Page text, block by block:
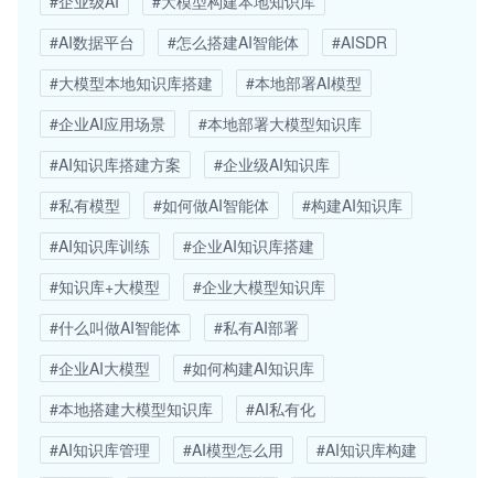
#AI数据平台
#怎么搭建AI智能体
#AISDR
#大模型本地知识库搭建
#本地部署AI模型
#企业AI应用场景
#本地部署大模型知识库
#AI知识库搭建方案
#企业级AI知识库
#私有模型
#如何做AI智能体
#构建AI知识库
#AI知识库训练
#企业AI知识库搭建
#知识库+大模型
#企业大模型知识库
#什么叫做AI智能体
#私有AI部署
#企业AI大模型
#如何构建AI知识库
#本地搭建大模型知识库
#AI私有化
#AI知识库管理
#AI模型怎么用
#AI知识库构建